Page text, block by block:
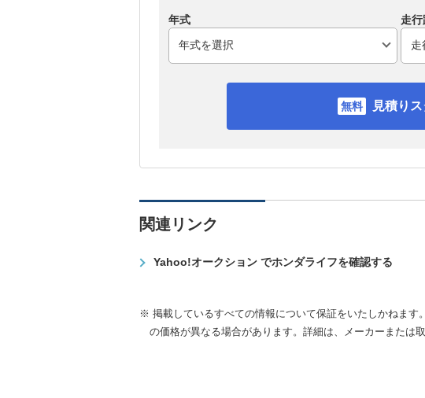
年式 走
見積り
関連リンク
Yahoo!オークション でホンダライフを確認する
※ 掲載しているすべての情報について保証をいたしかねます
の価格が異なる場合があります。詳細は、メーカーまたは